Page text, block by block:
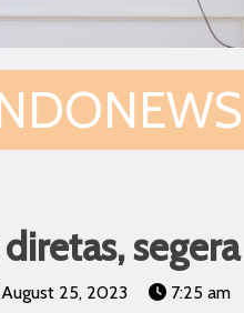
August 25, 2023 7:25 am